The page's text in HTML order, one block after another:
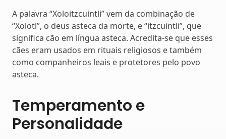
A palavra “Xoloitzcuintli” vem da combinação de
“Xolotl”, o deus asteca da morte, e “itzcuintli”, que
significa cão em língua asteca. Acredita-se que esses
cães eram usados em rituais religiosos e também
como companheiros leais e protetores pelo povo
asteca.
Temperamento e
Personalidade